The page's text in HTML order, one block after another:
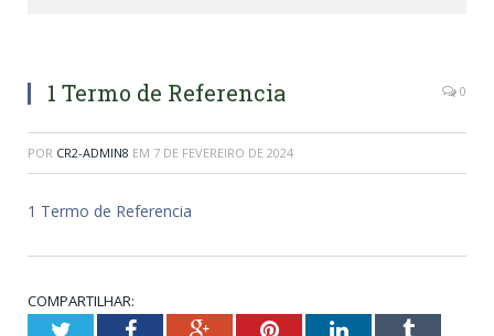
1 Termo de Referencia 0
POR CR2-ADMIN8 EM 7 DE FEVEREIRO DE 2024
1 Termo de Referencia
COMPARTILHAR:
TwitterFacebookGoogle+PinterestLinkedInTumblr